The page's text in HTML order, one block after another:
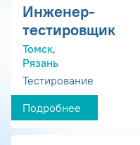
Инженер-
тестировщик
Томск,
Рязань
Тестирование
Подробнее